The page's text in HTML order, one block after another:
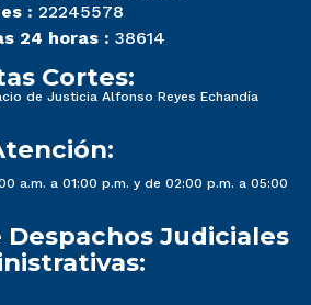
: 22245578
24 horas : 38614
Cortes:
de Justicia Alfonso Reyes Echandía
a.m. a 01:00 p.m. y de 02:00 p.m. a 05:00
Judiciales